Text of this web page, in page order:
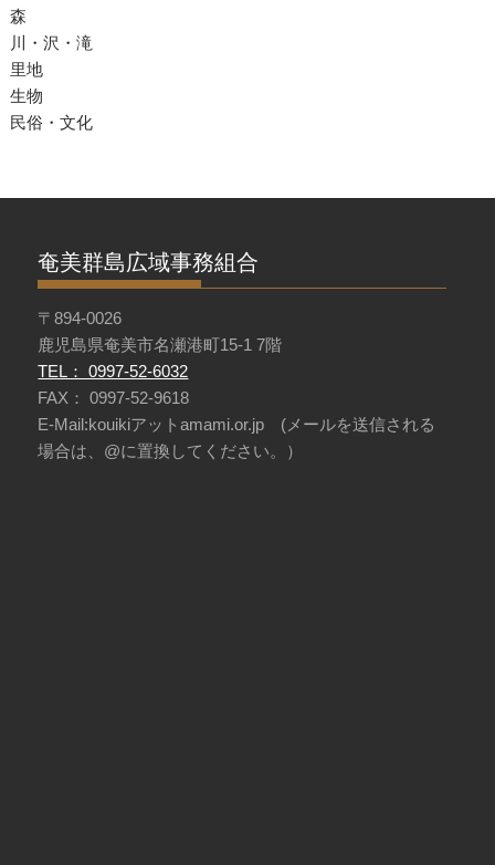
森
川・沢・滝
里地
生物
民俗・文化
奄美群島広域事務組合
〒894-0026
鹿児島県奄美市名瀬港町15-1 7階
TEL： 0997-52-6032
FAX： 0997-52-9618
E-Mail:kouikiアットamami.or.jp (メールを送信される
場合は、@に置換してください。）